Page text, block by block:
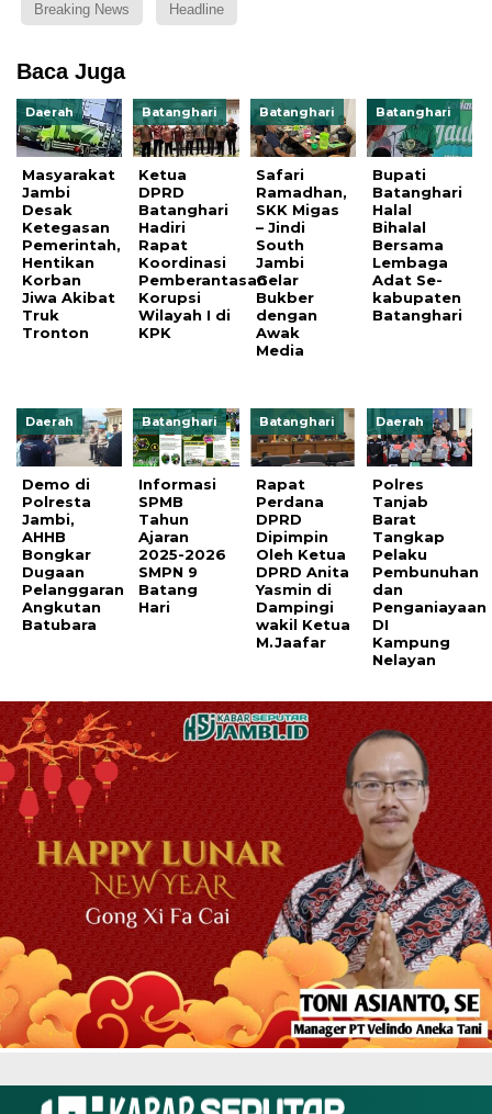
Breaking News Headline
Baca Juga
Daerah
Masyarakat
Jambi
Desak
Ketegasan
Pemerintah,
Hentikan
Korban
Jiwa Akibat
Truk
Tronton
Batanghari
Ketua
DPRD
Batanghari
Hadiri
Rapat
Koordinasi
Pemberantasan
Korupsi
Wilayah I di
KPK
Batanghari
Safari
Ramadhan,
SKK Migas
– Jindi
South
Jambi
Gelar
Bukber
dengan
Awak
Media
Batanghari
Bupati
Batanghari
Halal
Bihalal
Bersama
Lembaga
Adat Se-
kabupaten
Batanghari
Daerah
Demo di
Polresta
Jambi,
AHHB
Bongkar
Dugaan
Pelanggaran
Angkutan
Batubara
Batanghari
Informasi
SPMB
Tahun
Ajaran
2025-2026
SMPN 9
Batang
Hari
Batanghari
Rapat
Perdana
DPRD
Dipimpin
Oleh Ketua
DPRD Anita
Yasmin di
Dampingi
wakil Ketua
M.Jaafar
Daerah
Polres
Tanjab
Barat
Tangkap
Pelaku
Pembunuhan
dan
Penganiayaan
DI
Kampung
Nelayan